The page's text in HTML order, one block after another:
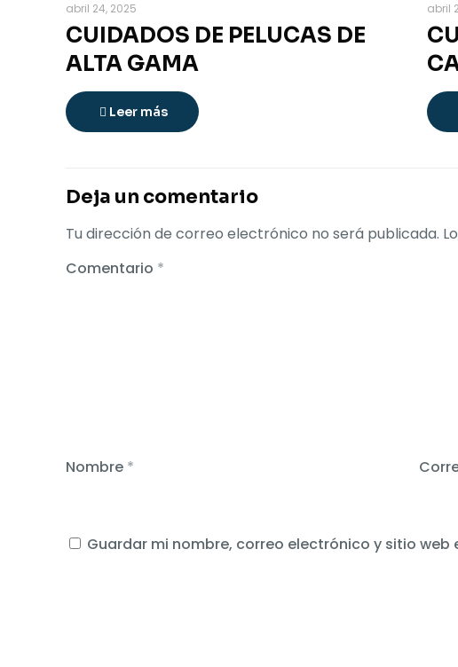
abril 24, 2025
CUIDADOS DE PELUCAS DE
ALTA GAMA
Leer más
abril
Deja un comentario
Tu dirección de correo electrónico no será publicada.
Comentario *
Nombre *
Guardar mi nombre, correo electrónico y sitio